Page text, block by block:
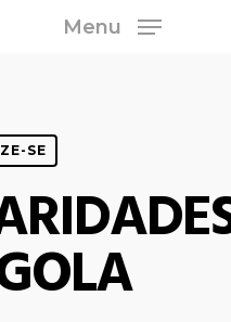
Menu
SE